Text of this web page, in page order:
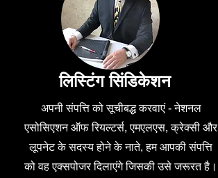
लिस्टिंग सिंडिकेशन
अपनी संपत्ति को सूचीबद्ध करवाएं - नेशनल
एसोसिएशन ऑफ रियल्टर्स, एमएलएस, क्रेक्सी और
लूपनेट के सदस्य होने के नाते, हम आपकी संपत्ति
को वह एक्सपोजर दिलाएंगे जिसकी उसे जरूरत है।